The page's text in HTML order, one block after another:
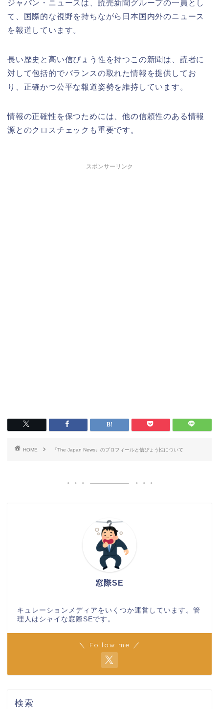
ジャパン・ニュースは、読売新聞グループの一員とし
て、国際的な視野を持ちながら日本国内外のニュース
を報道しています。
長い歴史と高い信ぴょう性を持つこの新聞は、読者に
対して包括的でバランスの取れた情報を提供してお
り、正確かつ公平な報道姿勢を維持しています。
情報の正確性を保つためには、他の信頼性のある情報
源とのクロスチェックも重要です。
スポンサーリンク
HOME 『The Japan News』のプロフィールと信ぴょう性について
窓際SE
キュレーションメディアをいくつか運営しています。管
理人はシャイな窓際SEです。
＼ Follow me ／
検索